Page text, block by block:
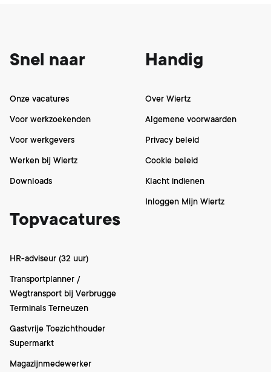
Snel naar
Onze vacatures
Voor werkzoekenden
Voor werkgevers
Werken bij Wiertz
Downloads
Topvacatures
HR-adviseur (32 uur)
Transportplanner /
Wegtransport bij Verbrugge
Terminals Terneuzen
Gastvrije Toezichthouder
Supermarkt
Magazijnmedewerker
Handig
Over Wiertz
Algemene voorwaarden
Privacy beleid
Cookie beleid
Klacht indienen
Inloggen Mijn Wiertz